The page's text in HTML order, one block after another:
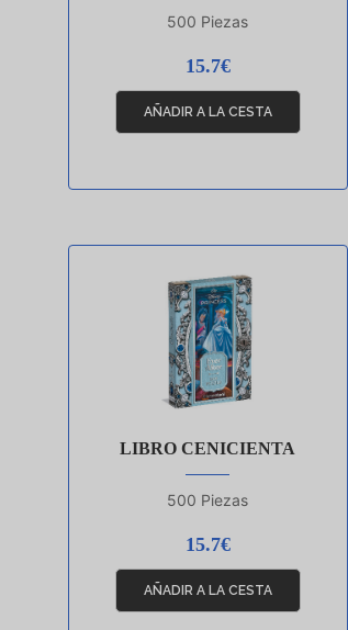
500 Piezas
15.7€
LIBRO CENICIENTA
500 Piezas
15.7€